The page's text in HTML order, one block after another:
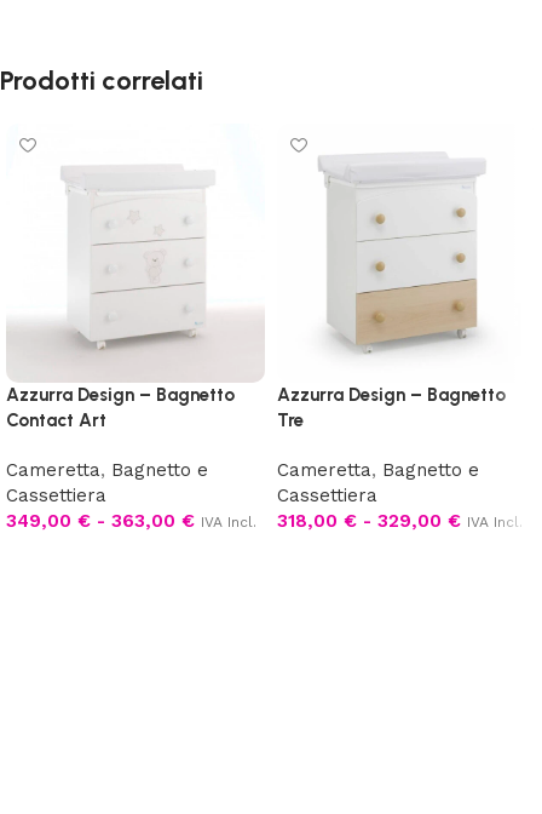
Prodotti correlati
Azzurra Design – Bagnetto
Contact Art
Cameretta, Bagnetto e
Cassettiera
349,00 € - 363,00 € IVA Incl.
Azzurra Design – Bagnetto
Tre
Cameretta, Bagnetto e
Cassettiera
318,00 € - 329,00 € IVA Incl.